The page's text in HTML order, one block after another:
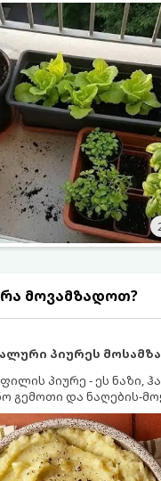
მათ სწორად.
რა მოვამზადოთ?
პიურეს
პიურე - ეს ნაზი,
გემოთი და ნაღების-
ძალიან მარტივია,
საიდუმლო,
იდეალურად გემრიელი